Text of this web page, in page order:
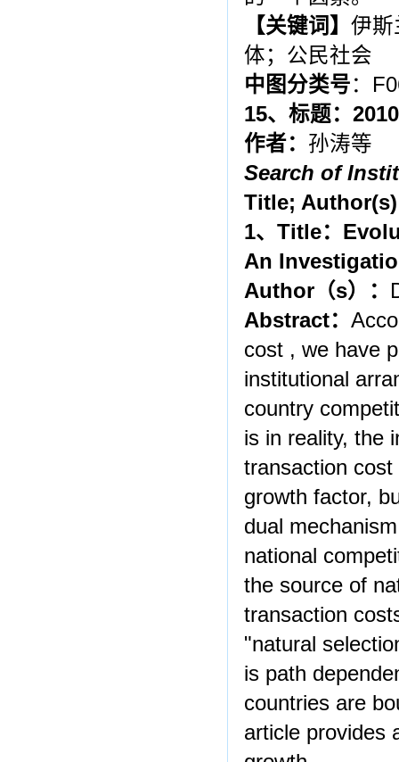
【关键词】 伊斯
体；公民社会
中图分类号：
15、标题： 2010
作者： 孙涛等
Search of
Title;
1、 Title：
An
Author （s）：
Abstract：
cost , we have
institutional
country
is in reality, the
transaction
growth factor,
dual
national
the source of
transaction
"natural
is path
countries are
article provides